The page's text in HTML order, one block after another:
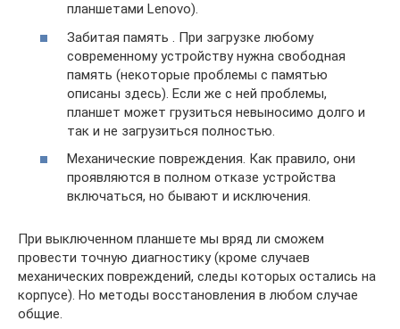
планшетами Lenovo).
Забитая память . При загрузке любому
современному устройству нужна свободная
память (некоторые проблемы с памятью
описаны здесь). Если же с ней проблемы,
планшет может грузиться невыносимо долго и
так и не загрузиться полностью.
Механические повреждения. Как правило, они
проявляются в полном отказе устройства
включаться, но бывают и исключения.
При выключенном планшете мы вряд ли сможем
провести точную диагностику (кроме случаев
механических повреждений, следы которых остались на
корпусе). Но методы восстановления в любом случае
общие.